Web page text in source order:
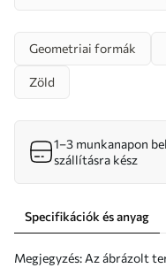
Geometriai formák
Zöld
1–3 munkanapon
szállításra kész
Specifikációk és anyag
Megjegyzés: Az ábrázolt